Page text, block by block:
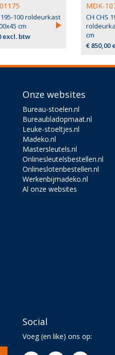
195-100 roldeurkast
cm
excl. btw
MDK-
CH CHS
cm
€ 850,00
Onze websites
Bureau-stoelen.nl
Bureaubladopmaat.nl
Leuke-stoeltjes.nl
Madeko.nl
Mastersleutels.nl
Onlinesleutelsbestellen.nl
Onlineslotenbestellen.nl
Werkenbijmadeko.nl
Al onze websites
Social
Voeg (en like) ons op: